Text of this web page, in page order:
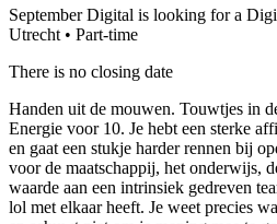
September Digital is looking fora
Utrecht • Part-time
There is no closing date
Handen uit de mouwen. Touwtjes in
Energie voor 10. Je hebt een sterke
en gaat een stukje harder rennen bij
voor de maatschappij, het onderwijs,
waarde aan een intrinsiek gedreven
lol met elkaar heeft. Je weet precies